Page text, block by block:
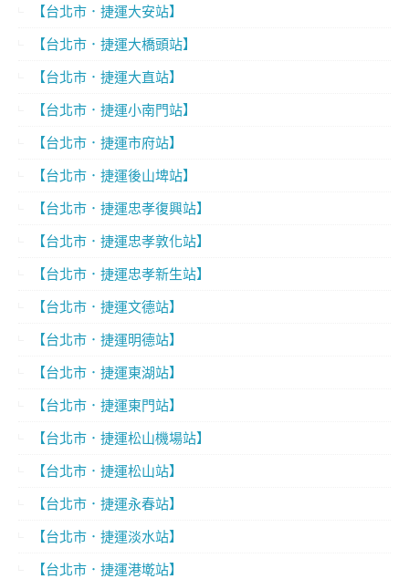
【台北市．捷運大安站】
【台北市．捷運大橋頭站】
【台北市．捷運大直站】
【台北市．捷運小南門站】
【台北市．捷運市府站】
【台北市．捷運後山埤站】
【台北市．捷運忠孝復興站】
【台北市．捷運忠孝敦化站】
【台北市．捷運忠孝新生站】
【台北市．捷運文德站】
【台北市．捷運明德站】
【台北市．捷運東湖站】
【台北市．捷運東門站】
【台北市．捷運松山機場站】
【台北市．捷運松山站】
【台北市．捷運永春站】
【台北市．捷運淡水站】
【台北市．捷運港墘站】